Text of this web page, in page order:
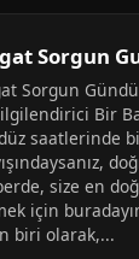
Sorgun
Sorgun
Bir
saatlerinde
size en
için
biri olarak,...